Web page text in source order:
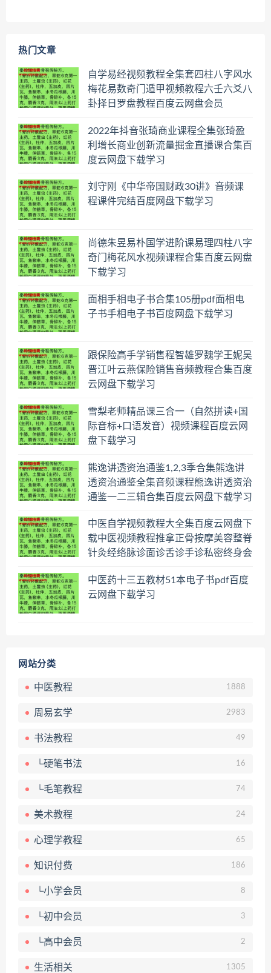
热门文章
自学易经视频教程全集套四柱八字风水
梅花易数奇门遁甲视频教程六壬六爻八
卦择日罗盘教程百度云网盘会员
2022年抖音张琦商业课程全集张琦盈
利增长商业创新流量掘金直播课合集百
度云网盘下载学习
刘守刚《中华帝国财政30讲》音频课
程课件完结百度网盘下载学习
尚德朱昱易朴国学进阶课易理四柱八字
奇门梅花风水视频课程合集百度云网盘
下载学习
面相手相电子书合集105册pdf面相电
子书手相电子书百度网盘下载学习
跟保险高手学销售程智雄罗魏学王妮吴
晋江叶云燕保险销售音频教程合集百度
云网盘下载学习
雪梨老师精品课三合一（自然拼读+国
际音标+口语发音）视频课程百度云网
盘下载学习
熊逸讲透资治通鉴1,2,3季合集熊逸讲
透资治通鉴全集音频课程熊逸讲透资治
通鉴一二三辑合集百度云网盘下载学习
中医自学视频教程大全集百度云网盘下
载中医视频教程推拿正骨按摩美容整脊
针灸经络脉诊面诊舌诊手诊私密终身会
中医药十三五教材51本电子书pdf百度
云网盘下载学习
网站分类
中医教程 1888
周易玄学 2983
书法教程 49
└硬笔书法 16
└毛笔教程 74
美术教程 24
心理学教程 65
知识付费 186
└小学会员 8
└初中会员 3
└高中会员 2
生活相关 1305